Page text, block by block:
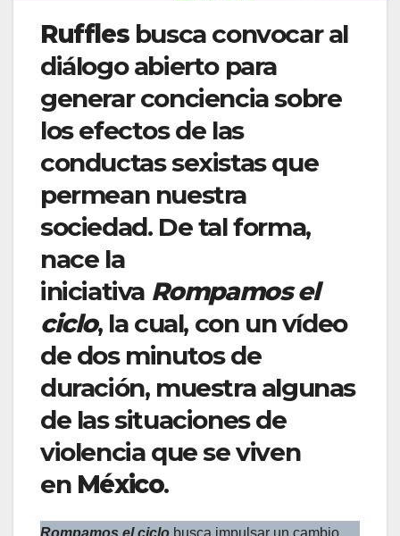
Rufflesbusca convocar al
diálogo abierto para
generar conciencia sobre
los efectos de las
conductas sexistas que
permean nuestra
sociedad. De tal forma,
nace la
iniciativa Rompamos el
ciclo, la cual, con un vídeo
de dos minutos de
duración, muestra algunas
de las situaciones de
violencia que se viven
enMéxico.
Rompamos el ciclo busca impulsar un cambio